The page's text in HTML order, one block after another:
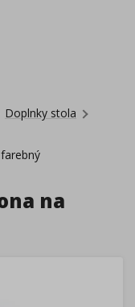
Doplnky stola
na